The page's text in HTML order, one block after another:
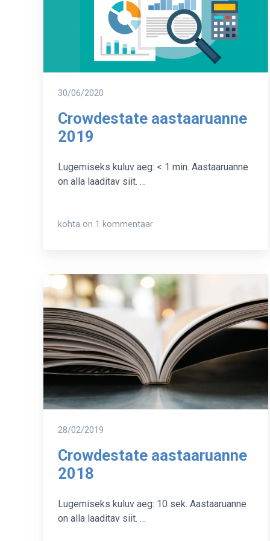
Postitatud
30/06/2020
Crowdestate aastaaruanne
2019
Lugemiseks kuluv aeg: < 1 min. Aastaaruanne
on alla laaditav siit. …
Crowdestate
kohta on 1 kommentaar
Postitatud
28/02/2019
Crowdestate aastaaruanne
2018
Lugemiseks kuluv aeg: 10 sek. Aastaaruanne
on alla laaditav siit. …